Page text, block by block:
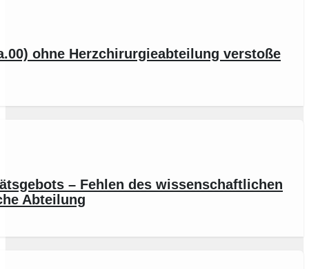
ohne Herzchirurgieabteilung verstoße
– Fehlen des wissenschaftlichen
Abteilung